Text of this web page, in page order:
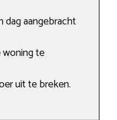
dag aangebracht
woning te
uit te breken.